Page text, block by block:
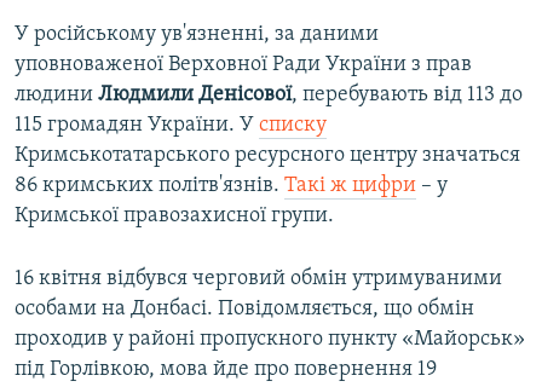
У російському ув'язненні, за даними
уповноваженої Верховної Ради України з прав
людини Людмили Денісової, перебувають від 113 до
115 громадян України. У списку
Кримськотатарського ресурсного центру значаться
86 кримських політв'язнів. Такі ж цифри – у
Кримської правозахисної групи.
16 квітня відбувся черговий обмін утримуваними
особами на Донбасі. Повідомляється, що обмін
проходив у районі пропускного пункту «Майорськ»
під Горлівкою, мова йде про повернення 19